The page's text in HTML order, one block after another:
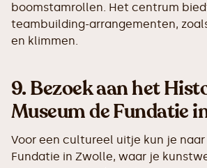
boomstamrollen. Het centrum
teambuilding-arrangementen,
en klimmen.
9.Bezoek aan het
Museum de Fundatie
Voor een cultureel uitje kun je naar
Fundatie in Zwolle, waar je